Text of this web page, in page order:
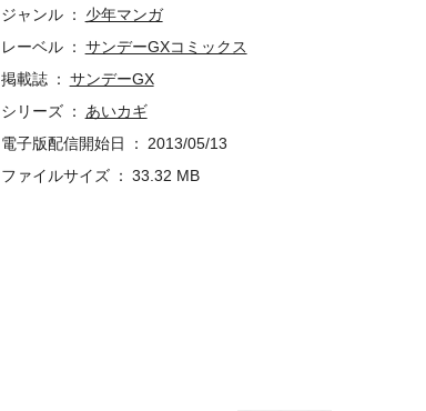
ジャンル
少年マンガ
レーベル
サンデーGXコミックス
掲載誌
サンデーGX
シリーズ
あいカギ
電子版配信開始日
2013/05/13
ファイルサイズ
33.32 MB